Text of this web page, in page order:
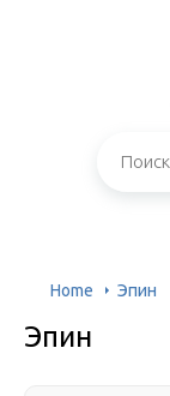
Home Эпин
Эпин